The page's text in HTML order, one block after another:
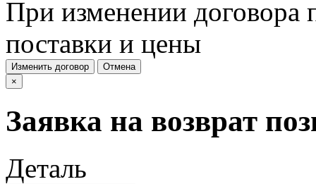
При изменении договора
поставки и цены
Изменить договор
Отмена
×
Заявка на возврат
Деталь